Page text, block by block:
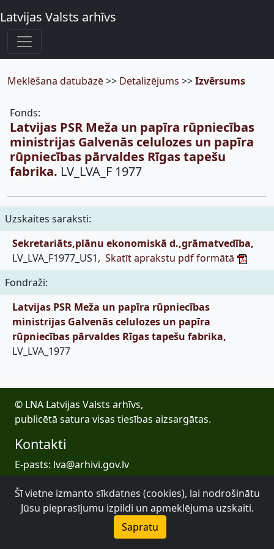
Latvijas Valsts arhīvs
Meklēšana datubāzē>> Detalizējums >>Izvērsums
Fonds:
Latvijas PSR Meža un papīra rūpniecības
ministrijas Galvenās celulozes un papīra
rūpniecības pārvaldes Rīgas tapešu
fabrika. LV_LVA_F 1977
Uzskaites saraksti:
Sekretariāts,plānu ekonomiskā d.,grāmatvedība,
LV_LVA_F1977_US1, Skatīt aprakstu pdf formātā
Fondraži:
Latvijas PSR Meža un papīra rūpniecības
ministrijas Galvenās celulozes un papīra
rūpniecības pārvaldes Rīgas tapešu fabrika,
LV_LVA_1977
© LNA Latvijas Valsts arhīvs,
publicētā satura visas tiesības aizsargātas.
Kontakti
E-pasts: lva@arhivi.gov.lv
Tālrunis: +371 20027447
Bezdelīgu 1A, Rīga
Latvijas Valsts arhīvs
Šī vietne izmanto sīkdatnes (cookies), lai nodrošinātu
Jūsu pieprasījumu izpildi un apmeklējuma uzskaiti.
Sapratu